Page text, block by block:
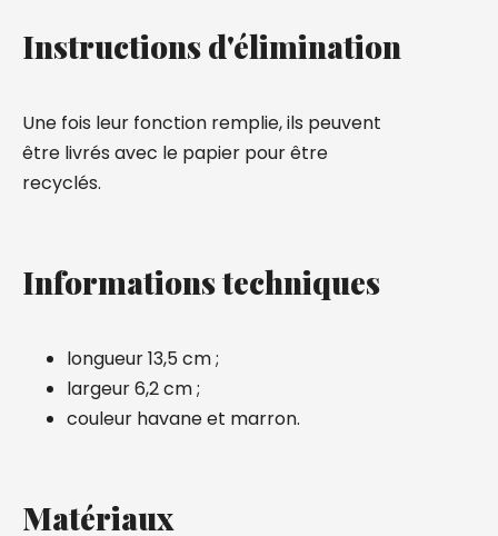
Instructions d'élimination
Une fois leur fonction remplie, ils peuvent
être livrés avec le papier pour être
recyclés.
Informations techniques
longueur 13,5 cm ;
largeur 6,2 cm ;
couleur havane et marron.
Matériaux